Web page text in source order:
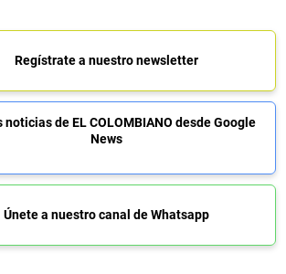
Regístrate a nuestro newsletter
noticias de EL COLOMBIANO desde Google
News
Únete a nuestro canal de Whatsapp